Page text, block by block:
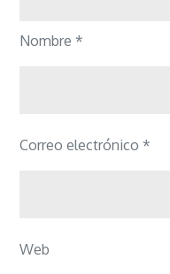
Nombre *
Correo electrónico *
Web